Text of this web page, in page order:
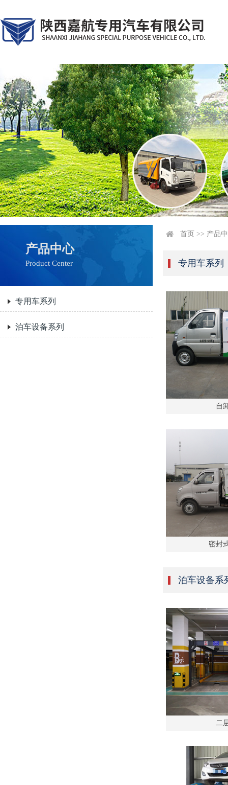
产品中心
Product Center
专用车系列
泊车设备系列
首页 >> 产品
专用车系列
自
密封
泊车设备系
二